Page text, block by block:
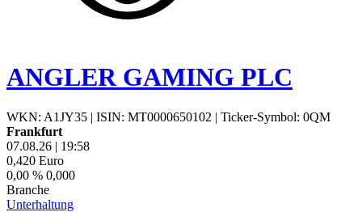
ANGLER GAMING PLC
WKN: A1JY35 | ISIN: MT0000650102 | Ticker-Symbol: 0QM
Frankfurt
07.08.26 | 19:58
0,420 Euro
0,00 % 0,000
Branche
Unterhaltung